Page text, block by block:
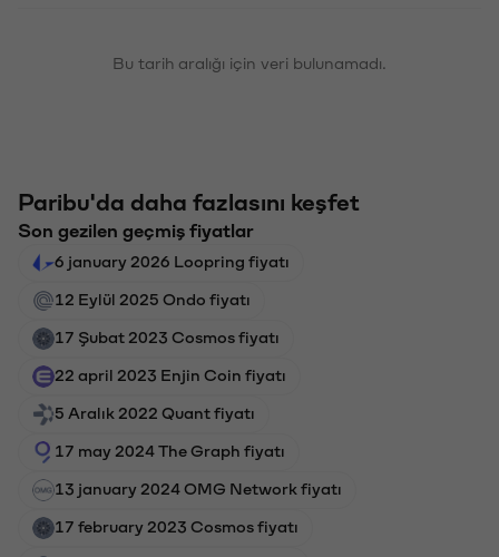
Bu tarih aralığı için veri bulunamadı.
Paribu'da daha fazlasını keşfet
Son gezilen geçmiş fiyatlar
6 january 2026 Loopring fiyatı
12 Eylül 2025 Ondo fiyatı
17 Şubat 2023 Cosmos fiyatı
22 april 2023 Enjin Coin fiyatı
5 Aralık 2022 Quant fiyatı
17 may 2024 The Graph fiyatı
13 january 2024 OMG Network fiyatı
17 february 2023 Cosmos fiyatı